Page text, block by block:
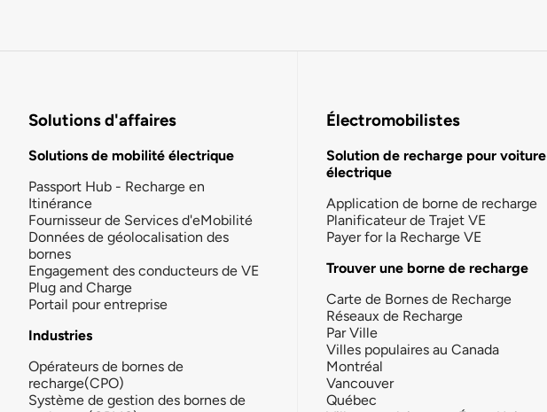
Solutions d'affaires
Solutions de mobilité électrique
Passport Hub - Recharge en
Itinérance
Fournisseur de Services d'eMobilité
Données de géolocalisation des
bornes
Engagement des conducteurs de VE
Plug and Charge
Portail pour entreprise
Industries
Opérateurs de bornes de
recharge(CPO)
Système de gestion des bornes de
Électromobilistes
Solution de recharge pour voiture
électrique
Application de borne de recharge
Planificateur de Trajet VE
Payer for la Recharge VE
Trouver une borne de recharge
Carte de Bornes de Recharge
Réseaux de Recharge
Par Ville
Villes populaires au Canada
Montréal
Vancouver
Québec